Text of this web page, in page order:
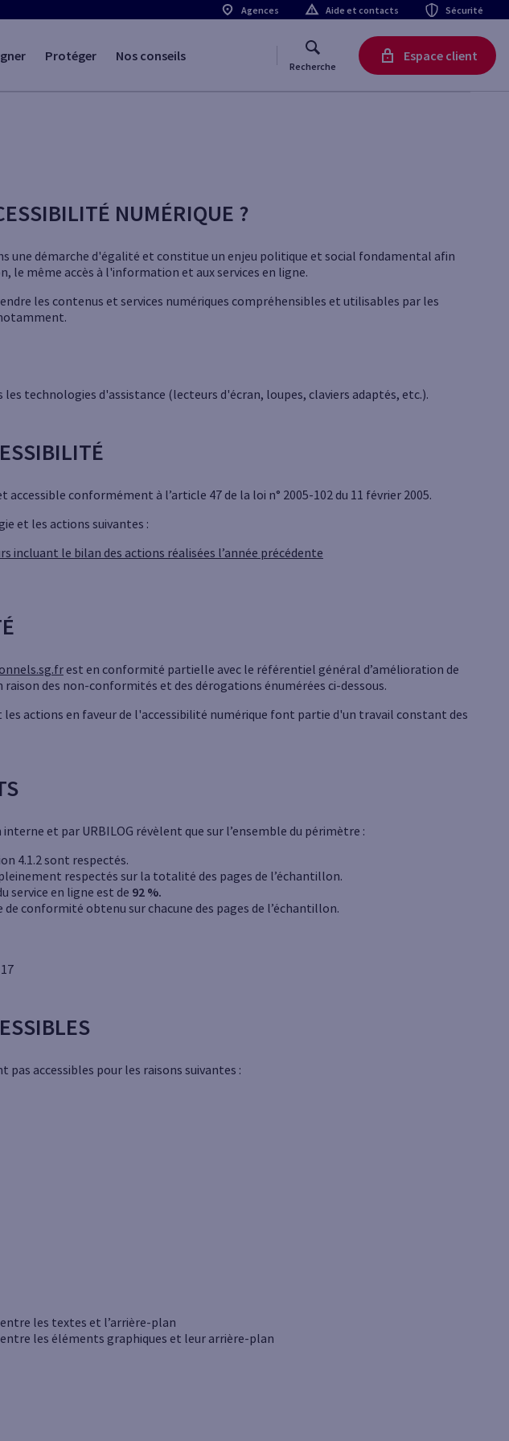
Agences Aide et contacts Sécurité
Protéger Nos conseils
Recherche
Espace client
NUMÉRIQUE ?
une démarche d'égalité et constitue un enjeu politique et social fondamental afin
le même accès à l'information et aux services en ligne.
les contenus et services numériques compréhensibles et utilisables par les
technologies d'assistance (lecteurs d'écran, loupes, claviers adaptés, etc.).
accessible conformément à l’article 47 de la loi n° 2005-102 du 11 février 2005.
et les actions suivantes :
incluant le bilan des actions réalisées l’année précédente
est en conformité partielle avec le référentiel général d’amélioration de
raison des non-conformités et des dérogations énumérées ci-dessous.
actions en faveur de l'accessibilité numérique font partie d'un travail constant des
et par URBILOG révèlent que sur l’ensemble du périmètre :
4.1.2 sont respectés.
respectés sur la totalité des pages de l’échantillon.
service en ligne est de 92 %.
de conformité obtenu sur chacune des pages de l’échantillon.
pas accessibles pour les raisons suivantes :
les textes et l’arrière-plan
les éléments graphiques et leur arrière-plan